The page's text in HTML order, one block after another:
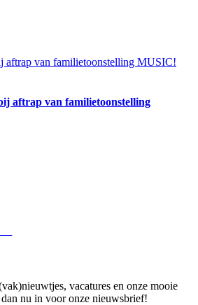
aftrap van familietoonstelling MUSIC!
aftrap van familietoonstelling
vacatures en onze mooie
nu in voor onze nieuwsbrief!